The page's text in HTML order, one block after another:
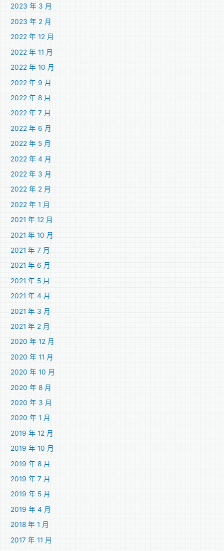
2023 年 3 月
2023 年 2 月
2022 年 12 月
2022 年 11 月
2022 年 10 月
2022 年 9 月
2022 年 8 月
2022 年 7 月
2022 年 6 月
2022 年 5 月
2022 年 4 月
2022 年 3 月
2022 年 2 月
2022 年 1 月
2021 年 12 月
2021 年 10 月
2021 年 7 月
2021 年 6 月
2021 年 5 月
2021 年 4 月
2021 年 3 月
2021 年 2 月
2020 年 12 月
2020 年 11 月
2020 年 10 月
2020 年 8 月
2020 年 3 月
2020 年 1 月
2019 年 12 月
2019 年 10 月
2019 年 8 月
2019 年 7 月
2019 年 5 月
2019 年 4 月
2018 年 1 月
2017 年 11 月